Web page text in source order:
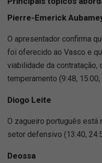
Pierre-Emerick
O apresentador confirma
foi oferecido ao Vasco e
viabilidade da contratação,
temperamento (9:48, 15:00,
Diogo Leite
O zagueiro português está
setor defensivo (13:40,
Deossa